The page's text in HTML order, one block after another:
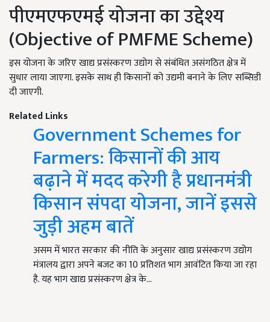
पीएमएफएमई योजना का उद्देश्य
(Objective of PMFME Scheme)
इस योजना के जरिए खाद्य प्रसंस्करण उद्योग से संबंधित असंगठित क्षेत्र में
सुधार लाया जाएगा. इसके साथ ही किसानों को उद्यमी बनाने के लिए सब्सिडी
दी जाएगी.
Related Links
Government Schemes for
Farmers: किसानों की आय
बढ़ाने में मदद करेगी है प्रधानमंत्री
किसान संपदा योजना, जानें इससे
जुड़ी अहम बातें
असम में भारत सरकार की नीति के अनुसार खाद्य प्रसंस्करण उद्योग
मंत्रालय द्वारा अपने बजट का 10 प्रतिशत भाग आवंटित किया जा रहा
है. यह भाग खाद्य प्रसंस्करण क्षेत्र के…